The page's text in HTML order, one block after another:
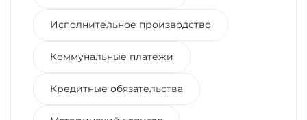
Исполнительное производство
Коммунальные платежи
Кредитные обязательства